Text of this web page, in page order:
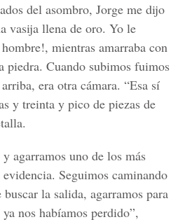
del asombro, Jorge me dijo
vasija llena de oro. Yo le
mientras amarraba con
piedra. Cuando subimos fuimos
era otra cámara. “Esa sí
y treinta y pico de piezas de
agarramos uno de los más
Seguimos caminando
la salida, agarramos para
nos habíamos perdido”,